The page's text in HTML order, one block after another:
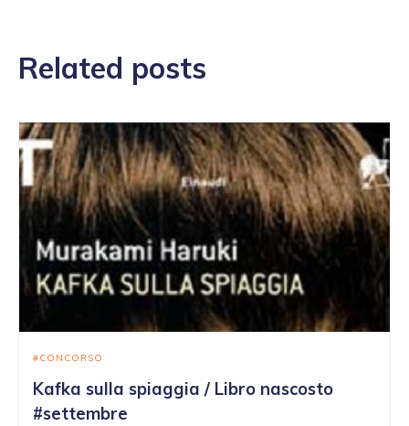
Related posts
CONCORSO
Kafka sulla spiaggia / Libro nascosto
#settembre